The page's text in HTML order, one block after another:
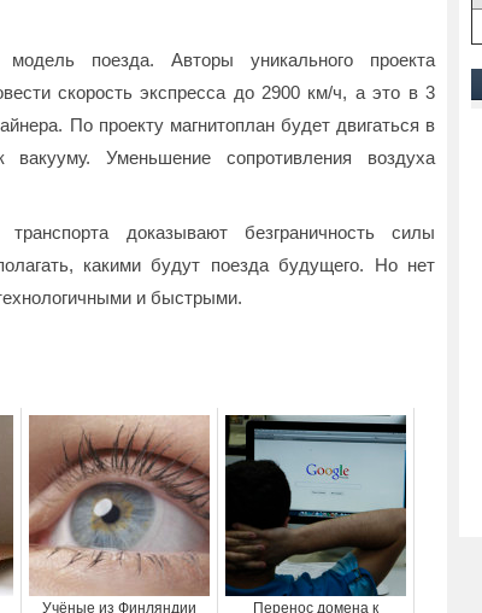
поезда. Авторы уникального проекта
скорость экспресса до 2900 км/ч, а это в 3
По проекту магнитоплан будет двигаться в
вакууму. Уменьшение сопротивления воздуха
доказывают безграничность силы
какими будут поезда будущего. Но нет
и быстрыми.
Учёные из Финляндии Перенос домена к